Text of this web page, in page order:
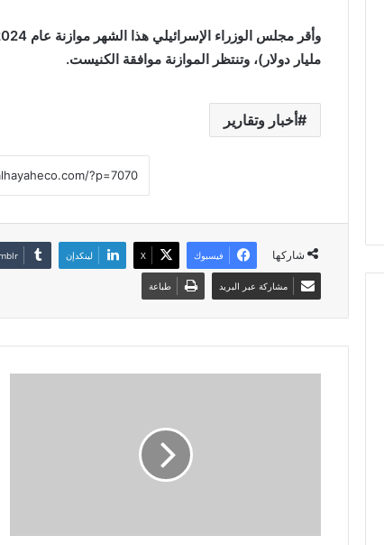
مليار دولار)، وتنتظر الموازنة موافقة الكنيست.
أخبار وتقارير
شاركها فيسبوك X لينكدإن
مشاركة عبر البريد طباعة